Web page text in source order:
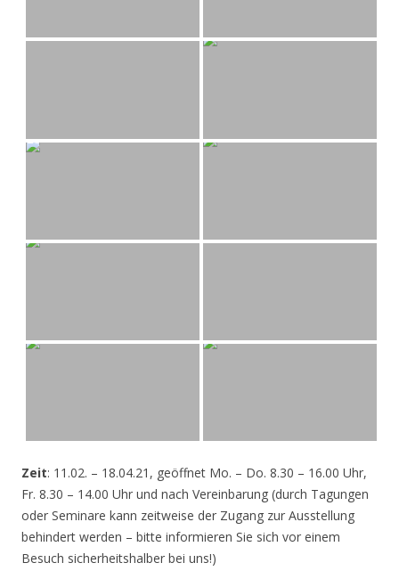
Zeit: 11.02. – 18.04.21, geöffnet Mo. – Do. 8.30 – 16.00 Uhr,
Fr. 8.30 – 14.00 Uhr und nach Vereinbarung (durch Tagungen
oder Seminare kann zeitweise der Zugang zur Ausstellung
behindert werden – bitte informieren Sie sich vor einem
Besuch sicherheitshalber bei uns!)